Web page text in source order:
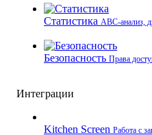
Статистика ABC-анализ,
Безопасность Права
Интеграции
Kitchen Screen Работа с